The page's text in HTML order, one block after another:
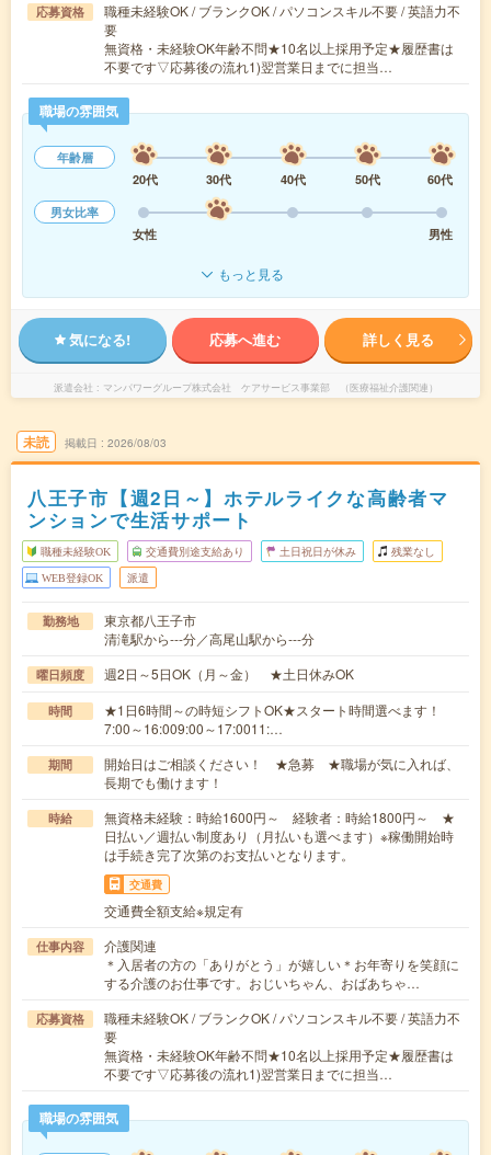
応募資格
職種未経験OK / ブランクOK / パソコンスキル不要 / 英語力不
要
無資格・未経験OK年齢不問★10名以上採用予定★履歴書は
不要です▽応募後の流れ1)翌営業日までに担当…
職場の雰囲気
年齢層
20代
30代 40代 50代
60代
男女比率
女性
男性
もっと見る
気になる! 応募へ進む 詳しく見る
派遣会社 マンパワーグループ株式会社 ケアサービス事業部 （医療福祉介護関連）
未読 掲載日 2026/08/03
八王子市【週2日～】ホテルライクな高齢者マ
ンションで生活サポート
職種未経験OK 交通費別途支給あり 土日祝日が休み 残業なし
WEB登録OK 派遣
勤務地
東京都八王子市
清滝駅から---分／高尾山駅から---分
曜日頻度 週2日～5日OK（月～金） ★土日休みOK
時間
★1日6時間～の時短シフトOK★スタート時間選べます！
7:00～16:009:00～17:0011:…
期間
開始日はご相談ください！ ★急募 ★職場が気に入れば、
長期でも働けます！
時給
無資格未経験：時給1600円～ 経験者：時給1800円～ ★
日払い／週払い制度あり（月払いも選べます）※稼働開始時
は手続き完了次第のお支払いとなります。
交通費
交通費全額支給※規定有
仕事内容
介護関連
＊入居者の方の「ありがとう」が嬉しい＊お年寄りを笑顔に
する介護のお仕事です。おじいちゃん、おばあちゃ…
応募資格
職種未経験OK / ブランクOK / パソコンスキル不要 / 英語力不
要
無資格・未経験OK年齢不問★10名以上採用予定★履歴書は
不要です▽応募後の流れ1)翌営業日までに担当…
職場の雰囲気